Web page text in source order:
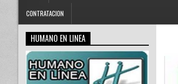
CONTRATACION
HUMANO EN LINEA